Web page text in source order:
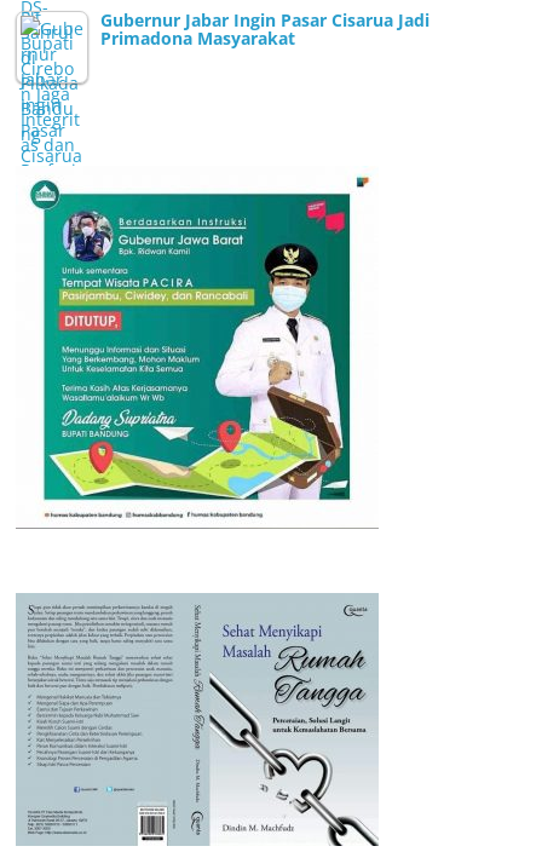
Gubernur Jabar Ingin Pasar Cisarua Jadi
Primadona Masyarakat